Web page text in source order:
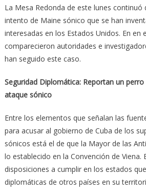
La Mesa Redonda de este lunes
intento de Maine sónico que se han
interesadas en los Estados Unidos. En en
comparecieron autoridades e
han seguido este caso.
Seguridad Diplomática: Reportan un
ataque sónico
Entre los elementos que señalan las
para acusar al gobierno de Cuba de los
sónicos está el de que la Mayor de las
lo establecido en la Convención de Viena.
disposiciones a cumplir en los estados
diplomáticas de otros países en su